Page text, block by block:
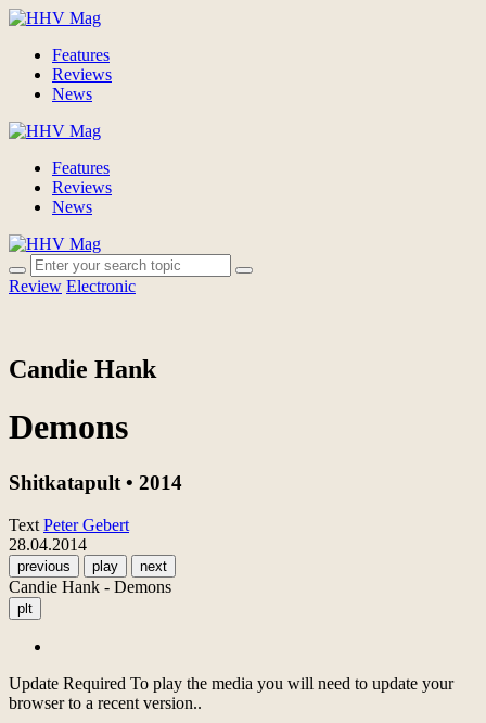
Features
Reviews
News
Features
Reviews
News
Review Electronic
Candie Hank
Demons
Shitkatapult • 2014
Text Peter Gebert
28.04.2014
previous play next
Candie Hank - Demons
plt
Update Required To play the media you will need to update your
browser to a recent version..